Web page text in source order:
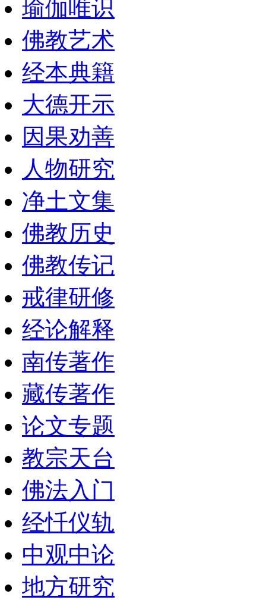
瑜伽唯识
佛教艺术
经本典籍
大德开示
因果劝善
人物研究
净土文集
佛教历史
佛教传记
戒律研修
经论解释
南传著作
藏传著作
论文专题
教宗天台
佛法入门
经忏仪轨
中观中论
地方研究